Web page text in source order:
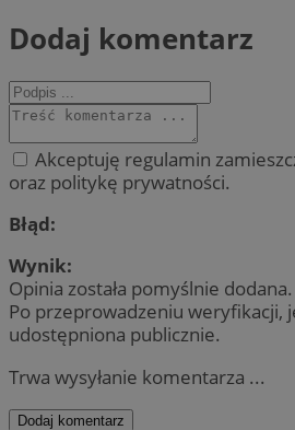
Dodaj komentarz
Akceptuję regulamin
oraz politykę prywatności.
Błąd:
Wynik:
Opinia została pomyślnie dodana.
Po przeprowadzeniu weryfikacji,
udostępniona publicznie.
Trwa wysyłanie komentarza ...
Dodaj komentarz